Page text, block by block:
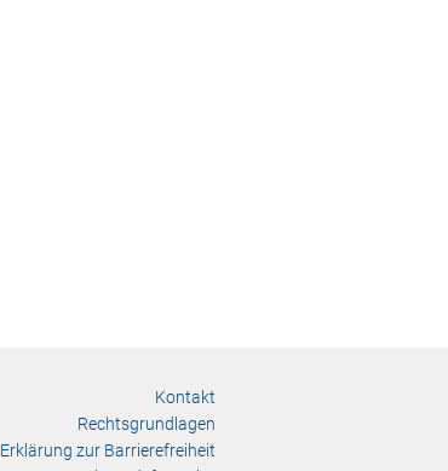
Kontakt
Rechtsgrundlagen
Erklärung zur Barrierefreiheit